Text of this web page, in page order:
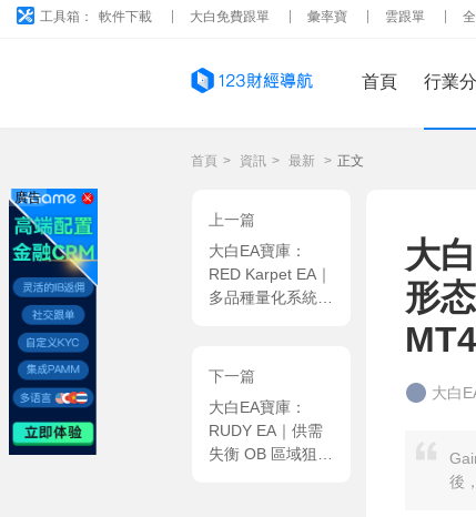
工具箱： 軟件下載 大白免費跟單 彙率寶 雲跟單
首頁 行業
首頁 > 資訊 > 最新 > 正文
上一篇
大白EA寶庫：
RED Karpet EA｜
多品種量化系統，
略 MT4 EA
下一篇
大白EA寶庫：
RUDY EA｜供需
失衡 OB 區域狙擊
大
形
大白
後
廣告